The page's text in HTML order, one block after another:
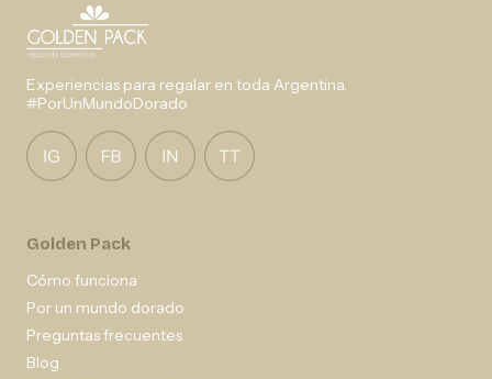
Experiencias para regalar en toda Argentina.
#PorUnMundoDorado
Golden Pack
Cómo funciona
Por un mundo dorado
Preguntas frecuentes
Blog